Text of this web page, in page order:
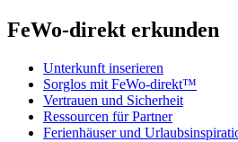
FeWo-direkt erkunden
Unterkunft inserieren
Sorglos mit FeWo-direkt™
Vertrauen und Sicherheit
Ressourcen für Partner
Ferienhäuser und